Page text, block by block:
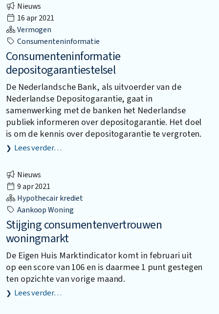
Nieuws
16 apr 2021
Vermogen
Consumenteninformatie
Consumenteninformatie
depositogarantiestelsel
De Nederlandsche Bank, als uitvoerder van de
Nederlandse Depositogarantie, gaat in
samenwerking met de banken het Nederlandse
publiek informeren over depositogarantie. Het doel
is om de kennis over depositogarantie te vergroten.
Lees verder…
Nieuws
9 apr 2021
Hypothecair krediet
Aankoop Woning
Stijging consumentenvertrouwen
woningmarkt
De Eigen Huis Marktindicator komt in februari uit
op een score van 106 en is daarmee 1 punt gestegen
ten opzichte van vorige maand.
Lees verder…